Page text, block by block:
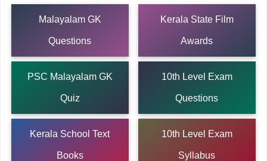
Malayalam GK
Questions
Kerala State Film
Awards
PSC Malayalam GK
Quiz
10th Level Exam
Questions
Kerala School Text
Books
10th Level Exam
Syllabus